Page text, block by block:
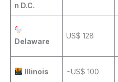
n D.C.
Delaware
US$ 128
Illinois ~US$ 100